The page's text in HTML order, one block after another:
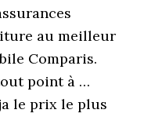
au meilleur
Comparis.
point à …
le prix le plus